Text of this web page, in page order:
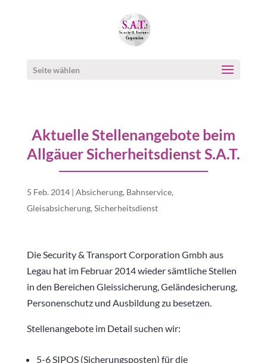
Seite wählen
Aktuelle Stellenangebote beim
Allgäuer Sicherheitsdienst S.A.T.
5 Feb. 2014| Absicherung, Bahnservice,
Gleisabsicherung, Sicherheitsdienst
Die Security & Transport Corporation Gmbh aus
Legau hat im Februar 2014 wieder sämtliche Stellen
in den Bereichen Gleissicherung, Geländesicherung,
Personenschutz und Ausbildung zu besetzen.
Stellenangebote im Detail suchen wir:
5-6 SIPOS (Sicherungsposten) für die